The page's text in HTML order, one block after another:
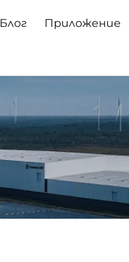
Блог Приложение